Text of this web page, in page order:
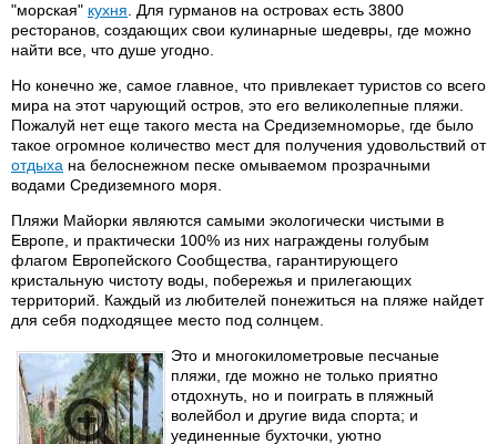
"морская" кухня . Для гурманов на островах есть 3800
ресторанов, создающих свои кулинарные шедевры, где можно
найти все, что душе угодно.
Но конечно же, самое главное, что привлекает туристов со всего
мира на этот чарующий остров, это его великолепные пляжи.
Пожалуй нет еще такого места на Средиземноморье, где было
такое огромное количество мест для получения удовольствий от
отдыха на белоснежном песке омываемом прозрачными
водами Средиземного моря.
Пляжи Майорки являются самыми экологически чистыми в
Европе, и практически 100% из них награждены голубым
флагом Европейского Сообщества, гарантирующего
кристальную чистоту воды, побережья и прилегающих
территорий. Каждый из любителей понежиться на пляже найдет
для себя подходящее место под солнцем.
Это и многокилометровые песчаные
пляжи, где можно не только приятно
отдохнуть, но и поиграть в пляжный
волейбол и другие вида спорта; и
уединенные бухточки, уютно